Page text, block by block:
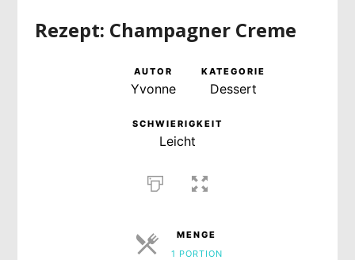
Rezept: Champagner Creme
AUTOR
Yvonne
KATEGORIE
Dessert
SCHWIERIGKEIT
Leicht
MENGE
1 PORTION